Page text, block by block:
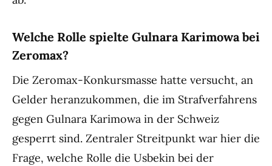
Welche Rolle spielte Gulnara Karimowa bei
Zeromax?
Die Zeromax-Konkursmasse hatte versucht, an
Gelder heranzukommen, die im Strafverfahrens
gegen Gulnara Karimowa in der Schweiz
gesperrt sind. Zentraler Streitpunkt war hier die
Frage, welche Rolle die Usbekin bei der